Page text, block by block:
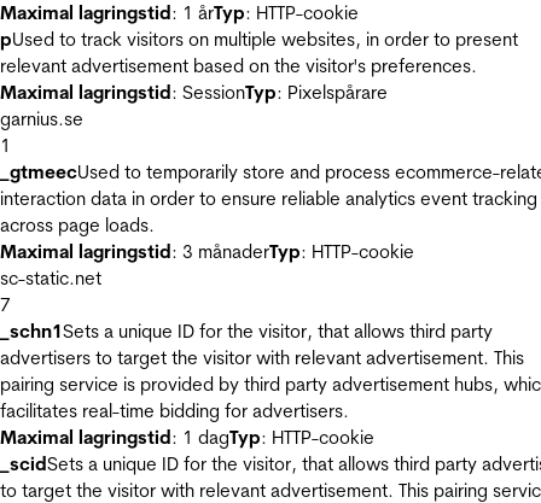
Maximal lagringstid: 1 årTyp: HTTP-cookie
pUsed to track visitors on multiple websites, in order to present
relevant advertisement based on the visitor's preferences.
Maximal lagringstid: SessionTyp: Pixelspårare
garnius.se
1
_gtmeecUsed to temporarily store and process ecommerce-
interaction data in order to ensure reliable analytics event tracking
across page loads.
Maximal lagringstid: 3 månaderTyp: HTTP-cookie
sc-static.net
7
_schn1Sets a unique ID for the visitor, that allows third party
advertisers to target the visitor with relevant advertisement. This
pairing service is provided by third party advertisement hubs,
facilitates real-time bidding for advertisers.
Maximal lagringstid: 1 dagTyp: HTTP-cookie
_scidSets a unique ID for the visitor, that allows third party
to target the visitor with relevant advertisement. This pairing